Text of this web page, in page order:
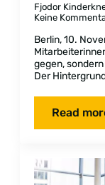
Fjodor
Keine
Berlin, 10.
gegen,
Der
Read